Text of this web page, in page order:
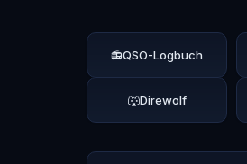
📻QSO-Logbuch
🐺Direwolf